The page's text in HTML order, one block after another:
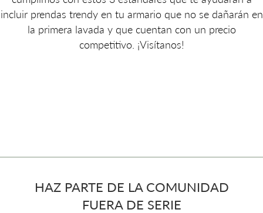
incluir prendas trendy en tu armario que no se dañarán en
la primera lavada y que cuentan con un precio
competitivo. ¡Visítanos!
HAZ PARTE DE LA COMUNIDAD
FUERA DE SERIE